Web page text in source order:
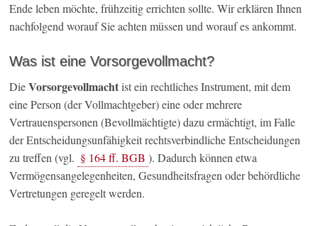
Ende leben möchte, frühzeitig errichten sollte. Wir erklären Ihnen
nachfolgend worauf Sie achten müssen und worauf es ankommt.
Was ist eine Vorsorgevollmacht?
DieVorsorgevollmachtist ein rechtliches Instrument, mit dem
eine Person (der Vollmachtgeber) eine oder mehrere
Vertrauenspersonen (Bevollmächtigte) dazu ermächtigt, im Falle
der Entscheidungsunfähigkeit rechtsverbindliche Entscheidungen
zu treffen (vgl. § 164 ff. BGB ). Dadurch können etwa
Vermögensangelegenheiten, Gesundheitsfragen oder behördliche
Vertretungen geregelt werden.